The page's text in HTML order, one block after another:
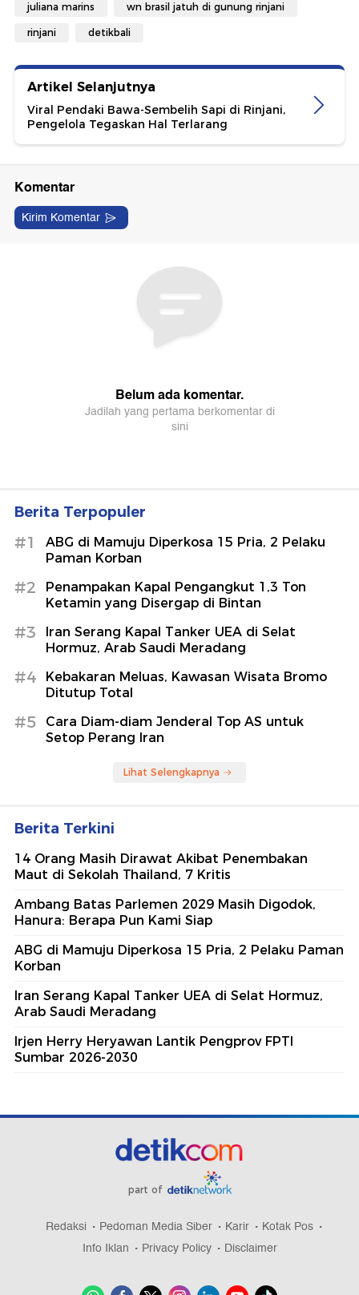
juliana marins wn brasil jatuh di gunung rinjani
rinjani detikbali
Artikel Selanjutnya
Viral Pendaki Bawa-Sembelih Sapi di Rinjani,
Pengelola Tegaskan Hal Terlarang
Berita Terpopuler
#1
ABG di Mamuju Diperkosa 15 Pria, 2 Pelaku
Paman Korban
#2
Penampakan Kapal Pengangkut 1,3 Ton
Ketamin yang Disergap di Bintan
#3
Iran Serang Kapal Tanker UEA di Selat
Hormuz, Arab Saudi Meradang
#4
Kebakaran Meluas, Kawasan Wisata Bromo
Ditutup Total
#5
Cara Diam-diam Jenderal Top AS untuk
Setop Perang Iran
Lihat Selengkapnya
Berita Terkini
14 Orang Masih Dirawat Akibat Penembakan
Maut di Sekolah Thailand, 7 Kritis
Ambang Batas Parlemen 2029 Masih Digodok,
Hanura: Berapa Pun Kami Siap
ABG di Mamuju Diperkosa 15 Pria, 2 Pelaku Paman
Korban
Iran Serang Kapal Tanker UEA di Selat Hormuz,
Arab Saudi Meradang
Irjen Herry Heryawan Lantik Pengprov FPTI
Sumbar 2026-2030
part of
Redaksi Pedoman Media Siber Karir
Kotak Pos
Info Iklan
Privacy Policy Disclaimer